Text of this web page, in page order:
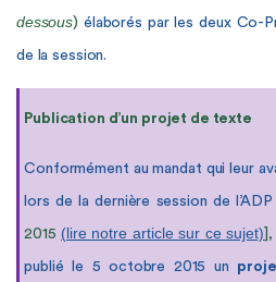
dessous) élaborés par les deux Co-
de la session.
Publication d’un projet de texte
Conformément au mandat qui leur
lors de la dernière session de l’ADP
2015 (lire notre article sur ce sujet) ],
publié le 5 octobre 2015 un